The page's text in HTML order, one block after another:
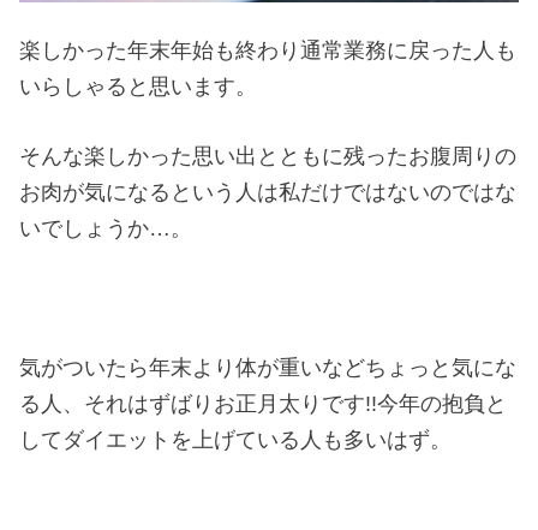
楽しかった年末年始も終わり通常業務に戻った人も
いらしゃると思います。
そんな楽しかった思い出とともに残ったお腹周りの
お肉が気になるという人は私だけではないのではな
いでしょうか…。
気がついたら年末より体が重いなどちょっと気にな
る人、それはずばりお正月太りです!!今年の抱負と
してダイエットを上げている人も多いはず。